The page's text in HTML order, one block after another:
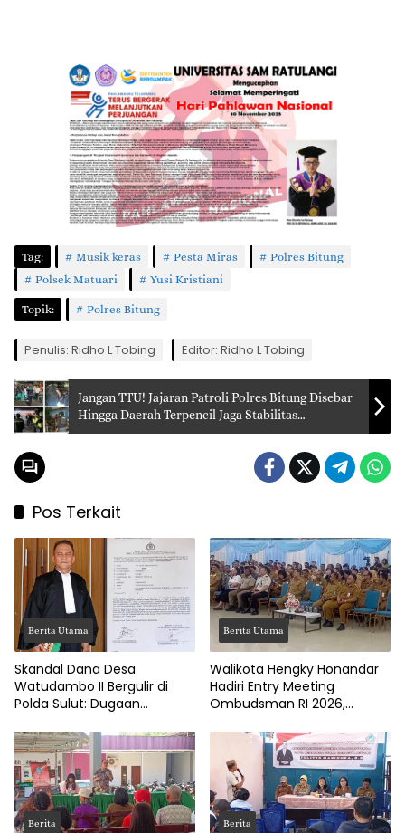
Tag: Musik keras Pesta Miras
Polres Bitung
Polsek Matuari
Yusi Kristiani
Topik: Polres Bitung
Penulis: Ridho L Tobing Editor: Ridho L Tobing
Jangan TTU! Jajaran Patroli Polres Bitung Disebar
Hingga Daerah Terpencil Jaga Stabilitas
Kamtibmas Libur Panjang
Pos Terkait
Berita Utama
Skandal Dana Desa
Watudambo II Bergulir di
Polda Sulut: Dugaan
Hingga Jalan Tani Rp214
Juta
Berita Utama
Walikota Hengky Honandar
Hadiri Entry Meeting
Ombudsman RI 2026,
Layanan Publik Bitung Prima
Berita Berita